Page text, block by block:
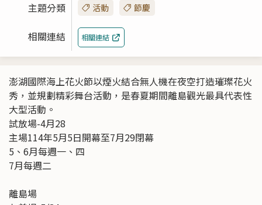
主題分類
活動 節慶
相關連結 相關連結
澎湖國際海上花火節以煙火結合無人機在夜空打造璀璨花火
秀，並規劃精彩舞台活動，是春夏期間離島觀光最具代表性
大型活動。
試放場-4月28
主場114年5月5日開幕至7月29閉幕
5、6月每週一、四
7月每週二
離島場